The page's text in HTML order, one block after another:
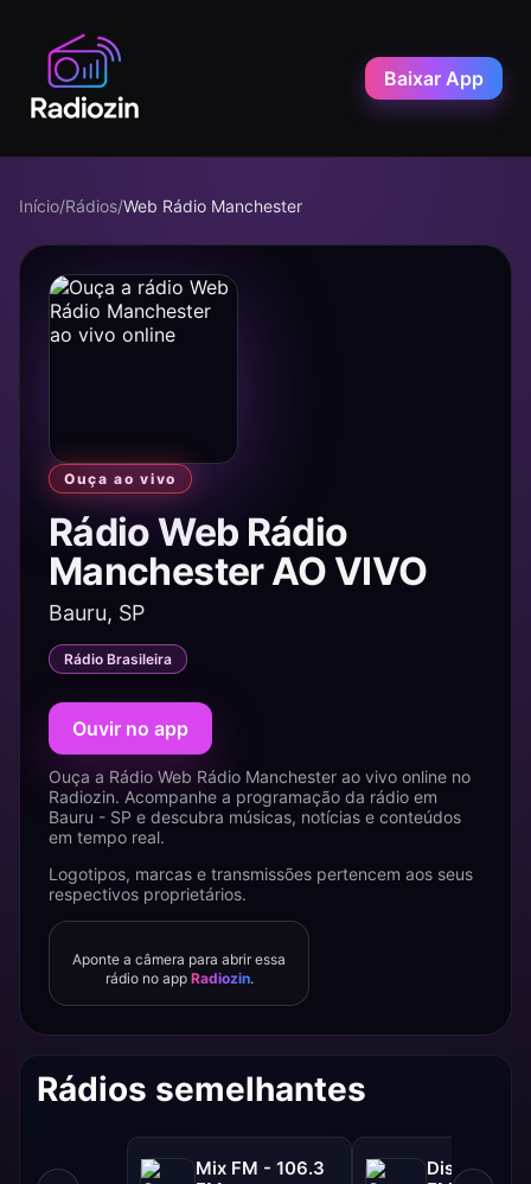
Baixar App
Início/Rádios/Web Rádio Manchester
Ouça ao vivo
Rádio Web Rádio
Manchester AO VIVO
Bauru, SP
Rádio Brasileira
Ouvir no app
Ouça a Rádio Web Rádio Manchester ao vivo online no
Radiozin. Acompanhe a programação da rádio em
Bauru - SP e descubra músicas, notícias e conteúdos
em tempo real.
Logotipos, marcas e transmissões pertencem aos seus
respectivos proprietários.
Aponte a câmera para abrir essa
rádio no app Radiozin.
Rádios semelhantes
Mix FM - 106.3
Disney -